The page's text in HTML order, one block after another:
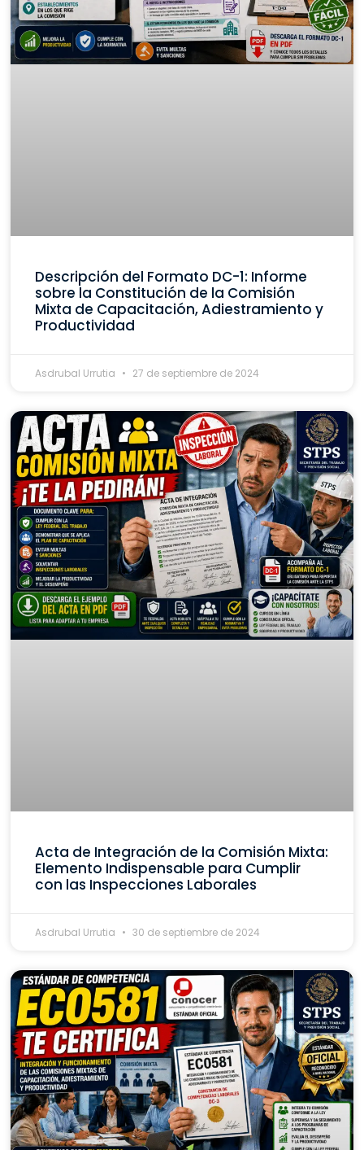
Descripción del Formato DC-1: Informe
sobre la Constitución de la Comisión
Mixta de Capacitación, Adiestramiento y
Productividad
Asdrubal Urrutia 27 de septiembre de 2024
Acta de Integración de la Comisión Mixta:
Elemento Indispensable para Cumplir
con las Inspecciones Laborales
Asdrubal Urrutia 30 de septiembre de 2024